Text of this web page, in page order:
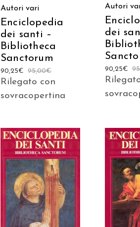
Autori vari
Enciclopedia
dei santi –
Bibliotheca
Sanctorum
95,00€
90,25€
Rilegato con
sovracopertina
Autori
dei
90,25€
AGGIUNGI AL
CARRELLO